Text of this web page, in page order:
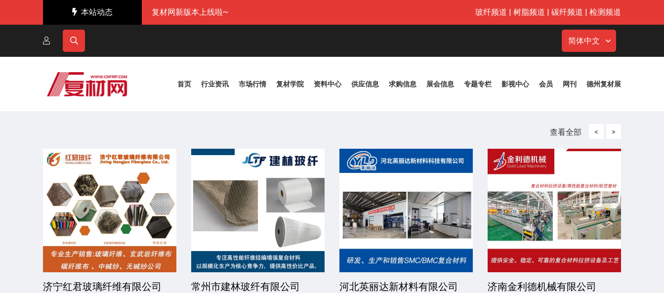
本站动态 复材网新版本上线啦~ 玻纤频道 | 树脂频道 | 碳纤频道 | 检测频道
简体中文
首页 行业资讯 市场行情 复材学院 资料中心 供应信息 求购信息 展会信息 专题专栏 影视中心 会员 网刊 德州复材展
查看全部 <
济宁红君玻璃纤维有限公司 常州市建林玻纤有限公司 河北英丽达新材料有限公司 济南金利德机械有限公司
>